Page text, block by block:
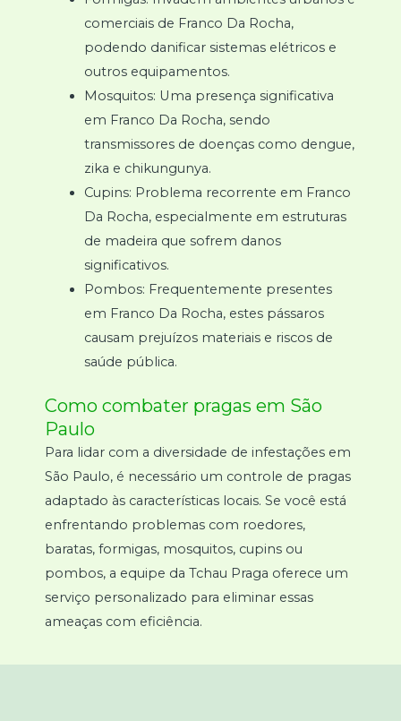
comerciais de Franco Da Rocha,
podendo danificar sistemas elétricos e
outros equipamentos.
Mosquitos: Uma presença significativa
em Franco Da Rocha, sendo
transmissores de doenças como dengue,
zika e chikungunya.
Cupins: Problema recorrente em Franco
Da Rocha, especialmente em estruturas
de madeira que sofrem danos
significativos.
Pombos: Frequentemente presentes
em Franco Da Rocha, estes pássaros
causam prejuízos materiais e riscos de
saúde pública.
Como combater pragas em São
Paulo
Para lidar com a diversidade de infestações em
São Paulo, é necessário um controle de pragas
adaptado às características locais. Se você está
enfrentando problemas com roedores,
baratas, formigas, mosquitos, cupins ou
pombos, a equipe da Tchau Praga oferece um
serviço personalizado para eliminar essas
ameaças com eficiência.